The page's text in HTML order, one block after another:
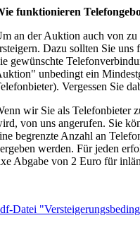
funktionieren
an der Auktion auch von
Dazu sollten Sie
gewünschte
unbedingt ein
Vergessen Sie
wir Sie als Telefonbieter
von uns angerufen. Sie
begrenzte Anzahl an
werden. Für jeden
Abgabe von 2 Euro für
Datei